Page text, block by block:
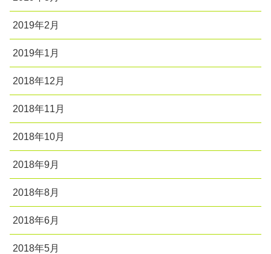
2019年2月
2019年1月
2018年12月
2018年11月
2018年10月
2018年9月
2018年8月
2018年6月
2018年5月